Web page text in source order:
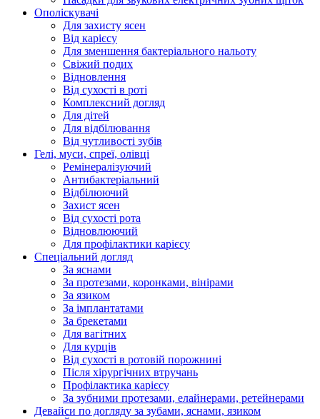
Ополіскувачі
Для захисту ясен
Від карієсу
Для зменшення бактеріального нальоту
Свіжий подих
Відновлення
Від сухості в роті
Комплексний догляд
Для дітей
Для відбілювання
Від чутливості зубів
Гелі, муси, спреї, олівці
Ремінералізуючий
Антибактеріальний
Відбілюючий
Захист ясен
Від сухості рота
Відновлюючий
Для профілактики карієсу
Спеціальний догляд
За яснами
За протезами, коронками, вінірами
За язиком
За імплантатами
За брекетами
Для вагітних
Для курців
Від сухості в ротовій порожнині
Після хірургічних втручань
Профілактика карієсу
За зубними протезами, елайнерами, ретейнерами
Девайси по догляду за зубами, яснами, язиком